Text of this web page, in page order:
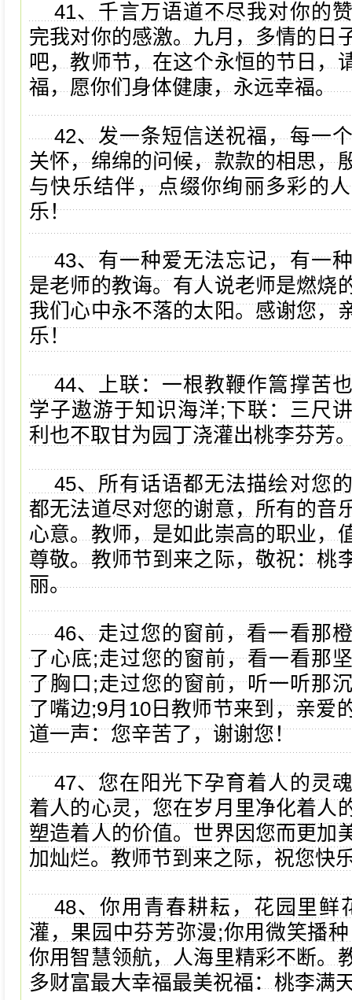
41、千言万语道不尽我对你的
完我对你的感激。九月，多情的日
吧，教师节，在这个永恒的节日，
福，愿你们身体健康，永远幸福。
42、发一条短信送祝福，每一
关怀，绵绵的问候，款款的相思，
与快乐结伴，点缀你绚丽多彩的
乐！
43、有一种爱无法忘记，有一
是老师的教诲。有人说老师是燃烧
我们心中永不落的太阳。感谢您，
乐！
44、上联：一根教鞭作篙撑苦
学子遨游于知识海洋;下联：三尺
利也不取甘为园丁浇灌出桃李芬芳
45、所有话语都无法描绘对您
都无法道尽对您的谢意，所有的音
心意。教师，是如此崇高的职业，
尊敬。教师节到来之际，敬祝：桃
丽。
46、走过您的窗前，看一看那
了心底;走过您的窗前，看一看那
了胸口;走过您的窗前，听一听那
了嘴边;9月10日教师节来到，亲爱
道一声：您辛苦了，谢谢您！
47、您在阳光下孕育着人的灵
着人的心灵，您在岁月里净化着人
塑造着人的价值。世界因您而更加
加灿烂。教师节到来之际，祝您快
48、你用青春耕耘，花园里鲜
灌，果园中芬芳弥漫;你用微笑播
你用智慧领航，人海里精彩不断。
多财富最大幸福最美祝福：桃李满